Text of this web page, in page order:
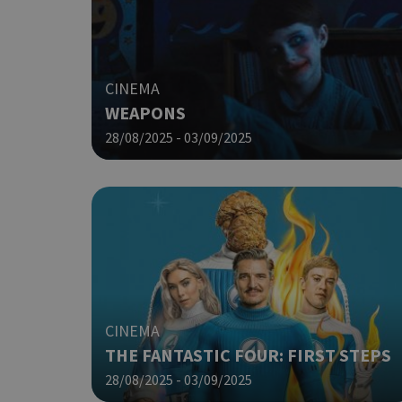
CINEMA
WEAPONS
28/08/2025 - 03/09/2025
CINEMA
THE FANTASTIC FOUR: FIRST STEPS
28/08/2025 - 03/09/2025
ιστότοπος δεν
Ονοματεπώνυμο
G_ENABLED_IDPS
G_ENABLED_IDPS
takeOverCookie